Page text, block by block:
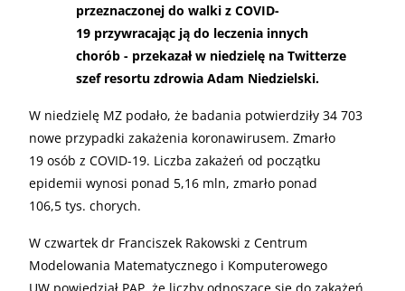
przeznaczonej do walki z COVID-
19 przywracając ją do leczenia innych
chorób - przekazał w niedzielę na Twitterze
szef resortu zdrowia Adam Niedzielski.
W niedzielę MZ podało, że badania potwierdziły 34 703
nowe przypadki zakażenia koronawirusem. Zmarło
19 osób z COVID-19. Liczba zakażeń od początku
epidemii wynosi ponad 5,16 mln, zmarło ponad
106,5 tys. chorych.
W czwartek dr Franciszek Rakowski z Centrum
Modelowania Matematycznego i Komputerowego